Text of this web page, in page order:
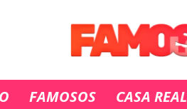
FAMOSOS CASA REAL